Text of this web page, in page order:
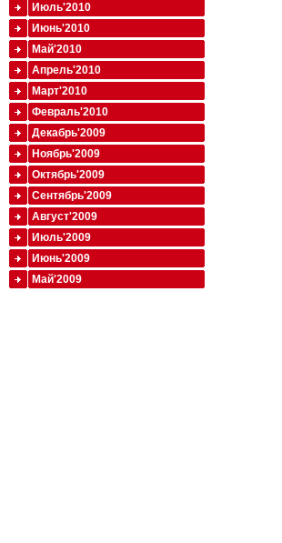
Июль'2010
Июнь'2010
Май'2010
Апрель'2010
Март'2010
Февраль'2010
Декабрь'2009
Ноябрь'2009
Октябрь'2009
Сентябрь'2009
Август'2009
Июль'2009
Июнь'2009
Май'2009